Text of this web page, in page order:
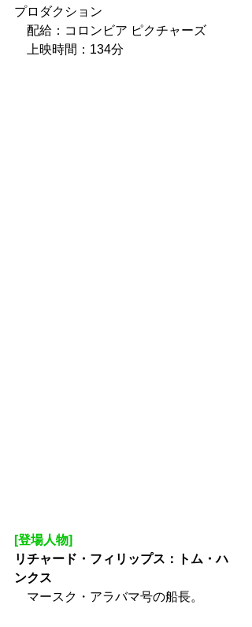
プロダクション
配給：コロンビア ピクチャーズ
上映時間：134分
[登場人物]
リチャード・フィリップス：トム・ハ
ンクス
マースク・アラバマ号の船長。